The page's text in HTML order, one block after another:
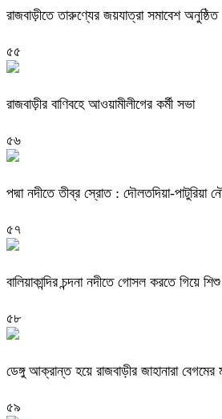
রাজবাড়ীতে তারুণ্যের জয়যাত্রা সমাবেশ অনুষ্ঠিত
৫৫
রাজবাড়ীর বাণিবহে আওয়ামীলীগের কর্মী সভা
৫৬
পদ্মা নদীতে তীব্র স্রোত : দৌলতদিয়া-পাটুরিয়া
৫৭
বালিয়াকান্দির চন্দনা নদীতে গোসল করতে গিয়ে
৫৮
ডেঙ্গু আক্রান্ত হয়ে রাজবাড়ীর জাহানারা
৫৯